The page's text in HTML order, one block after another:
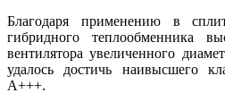
Благодаря применению в
гибридного теплообменника
вентилятора увеличенного
удалось достичь наивысшего
A+++.